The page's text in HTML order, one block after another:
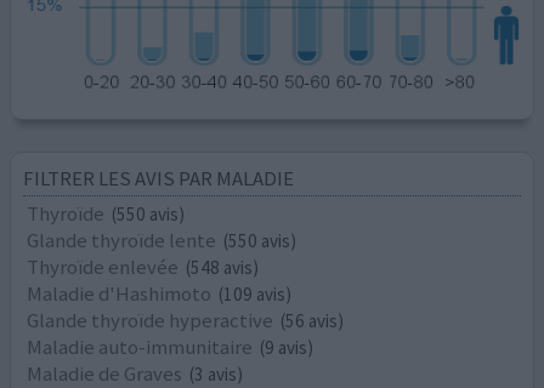
FILTRER LES AVIS PAR MALADIE
Thyroïde (550 avis)
Glande thyroïde lente (550 avis)
Thyroïde enlevée (548 avis)
Maladie d'Hashimoto (109 avis)
Glande thyroïde hyperactive (56 avis)
Maladie auto-immunitaire (9 avis)
Maladie de Graves (3 avis)